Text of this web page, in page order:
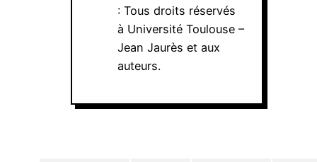
: Tous droits réservés
à Université Toulouse –
Jean Jaurès et aux
auteurs.